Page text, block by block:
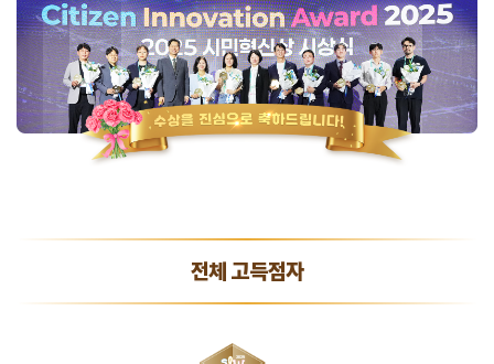
전체 고득점자